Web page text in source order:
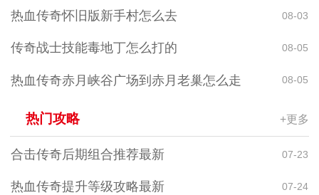
热血传奇怀旧版新手村怎么去 08-03
传奇战士技能毒地丁怎么打的 08-05
热血传奇赤月峡谷广场到赤月老巢怎么走 08-05
热门攻略 +更多
合击传奇后期组合推荐最新 07-23
热血传奇提升等级攻略最新 07-24